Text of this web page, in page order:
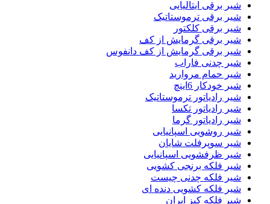
شیر برقی ایتالیایی
شیر برقی ترموستاتیک
شیر برقی کلکتور
شیر برقی گرمایش از کف
شیر برقی گرمایش از کف دانفوس
شیر چدنی فاراب
شیر حمام مروارید
شیر خودکار 6اینچ
شیر رادیاتور ترموستاتیک
شیر رادیاتور تکسا
شیر رادیاتور گرما
شیر روشویی اسپانیایی
شیر سوپرفلت شایان
شیر ظرفشویی اسپانیایی
شیر فلکه برنجی کشویی
شیر فلکه چدنی چیست
شیر فلکه کشویی دنده ای
شیر فلکه کیز ایران